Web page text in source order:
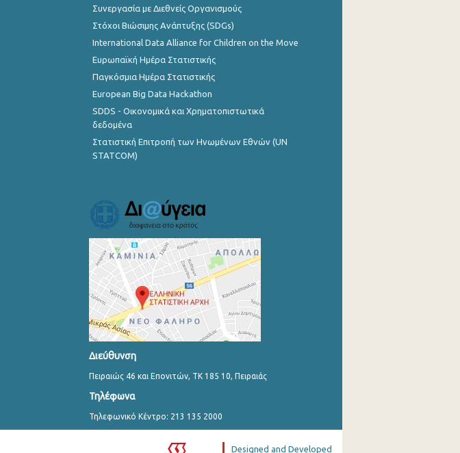
Συνεργασία με Διεθνείς Οργανισμούς
Στόχοι Βιώσιμης Ανάπτυξης (SDGs)
International Data Alliance for Children on the Move
Ευρωπαϊκή Ημέρα Στατιστικής
Παγκόσμια Ημέρα Στατιστικής
European Big Data Hackathon
SDDS - Οικονομικά και Χρηματοπιστωτικά
δεδομένα
Στατιστική Επιτροπή των Ηνωμένων Εθνών (UN
STATCOM)
Διεύθυνση
Πειραιώς 46 και Επονιτών, ΤΚ 185 10, Πειραιάς
Τηλέφωνα
Τηλεφωνικό Κέντρο: 213 135 2000
Designed and Developed